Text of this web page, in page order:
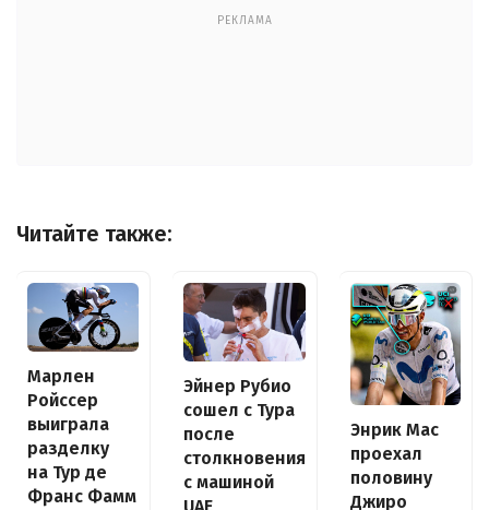
РЕКЛАМА
Читайте также:
Марлен
Ройссер
выиграла
разделку
на Тур де
Франс Фамм
Эйнер Рубио
сошел с Тура
после
столкновения
с машиной
Энрик Мас
проехал
половину
Джиро